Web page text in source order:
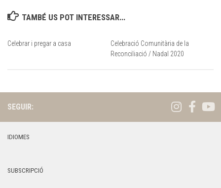
TAMBÉ US POT INTERESSAR...
Celebrar i pregar a casa
Celebració Comunitària de la
Reconciliació / Nadal 2020
SEGUIR:
IDIOMES
SUBSCRIPCIÓ